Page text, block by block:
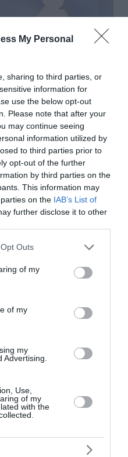
My Personal
sharing to third parties, or
information for
use the below opt-out
Please note that after your
may continue seeing
information utilized by
to third parties prior to
opt-out of the further
by third parties on the
This information may
on the IAB’s List of
further disclose it to other
uses one or more Google
You may click to
and its third-party tags to
purposes in below Google
Outs
of my
of my
my
Advertising.
Use,
of my
with the
Πότε θα γίνει η
είναι οι δικαιούχοι
για τη
έκτακτου επιδόματος
προγραμματίζεται να
και τι...
για